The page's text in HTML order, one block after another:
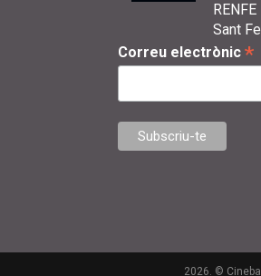
Sant
Correu electrònic *
2026. ©